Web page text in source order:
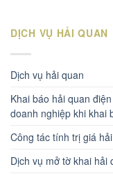
DỊCH VỤ HẢI QUAN
Dịch vụ hải quan
Khai báo hải quan
doanh nghiệp khi khai
Công tác tính trị giá
Dịch vụ mở tờ khai hải